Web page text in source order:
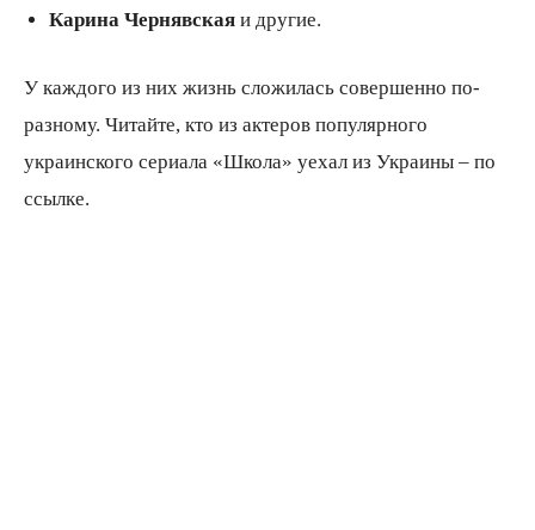
Карина Чернявская и другие.
У каждого из них жизнь сложилась совершенно по-
разному. Читайте, кто из актеров популярного
украинского сериала «Школа» уехал из Украины – по
ссылке.